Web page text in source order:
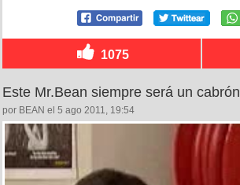
1075
Este Mr.Bean siempre será un cabrón
por BEAN el 5 ago 2011, 19:54